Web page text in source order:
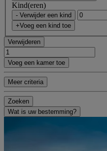
Kind(eren)
- Verwijder een kind
+Voeg een kind toe
Verwijderen
Voeg een kamer toe
Meer criteria
Zoeken
Wat is uw bestemming?